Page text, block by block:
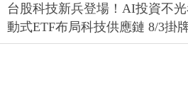
台股科技新兵登場！AI投資不
動式ETF布局科技供應鏈 8/3掛